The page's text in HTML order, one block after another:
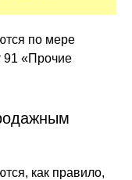
по мере
91 «Прочие
как правило,